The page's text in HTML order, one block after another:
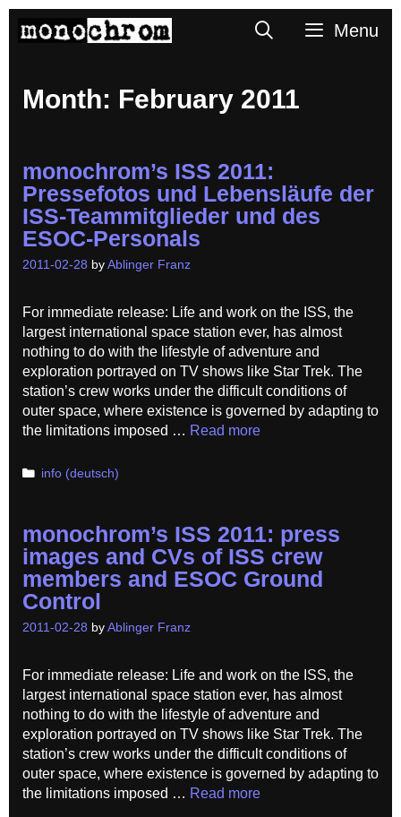
SearchMenu
Month: February 2011
monochrom’s ISS 2011:
Pressefotos und Lebensläufe der
ISS-Teammitglieder und des
ESOC-Personals
2011-02-28 by Ablinger Franz
For immediate release: Life and work on the ISS, the
largest international space station ever, has almost
nothing to do with the lifestyle of adventure and
exploration portrayed on TV shows like Star Trek. The
station’s crew works under the difficult conditions of
outer space, where existence is governed by adapting to
the limitations imposed … Read more
Categories
info (deutsch)
monochrom’s ISS 2011: press
images and CVs of ISS crew
members and ESOC Ground
Control
2011-02-28 by Ablinger Franz
For immediate release: Life and work on the ISS, the
largest international space station ever, has almost
nothing to do with the lifestyle of adventure and
exploration portrayed on TV shows like Star Trek. The
station’s crew works under the difficult conditions of
outer space, where existence is governed by adapting to
the limitations imposed … Read more